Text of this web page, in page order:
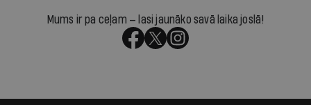
Mums ir pa ceļam — lasi jaunāko savā laika joslā!